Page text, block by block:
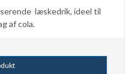
læskedrik, ideel til
af cola.